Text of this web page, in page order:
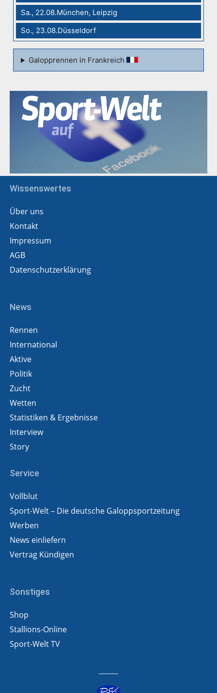
Sa., 22.08.München, Leipzig
So., 23.08.Düsseldorf
Galopprennen in Frankreich
Wissenswertes
Über uns
Kontakt
Impressum
AGB
Datenschutzerklärung
News
Rennen
International
Aktive
Politik
Zucht
Wetten
Statistiken & Ergebnisse
Interview
Story
Service
Vollblut
Sport-Welt – Die deutsche Galoppsportzeitung
Werben
News einliefern
Vertrag Kündigen
Sonstiges
Shop
Stallions-Online
Sport-Welt TV